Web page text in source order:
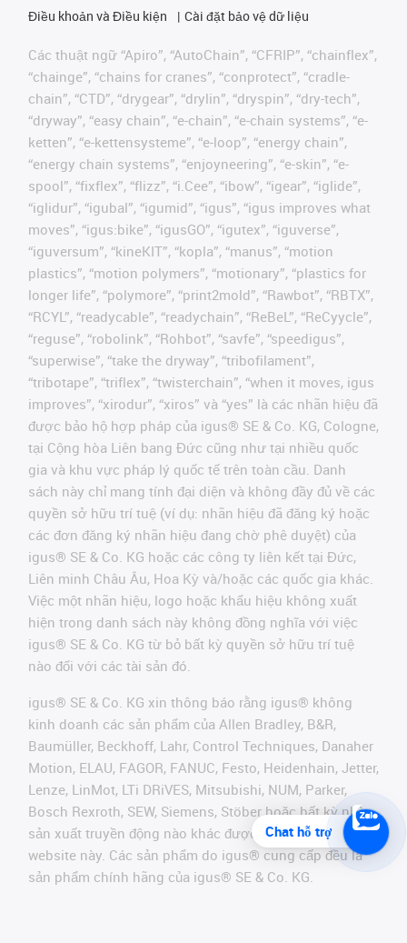
Điều khoản và Điều kiện
Cài đặt bảo vệ dữ liệu
Các thuật ngữ “Apiro”, “AutoChain”, “CFRIP”, “chainflex”,
“chainge”, “chains for cranes”, “conprotect”, “cradle-
chain”, “CTD”, “drygear”, “drylin”, “dryspin”, “dry-tech”,
“dryway”, “easy chain”, “e-chain”, “e-chain systems”, “e-
ketten”, “e-kettensysteme”, “e-loop”, “energy chain”,
“energy chain systems”, “enjoyneering”, “e-skin”, “e-
spool”, “fixflex”, “flizz”, “i.Cee”, “ibow”, “igear”, “iglide”,
“iglidur”, “igubal”, “igumid”, “igus”, “igus improves what
moves”, “igus:bike”, “igusGO”, “igutex”, “iguverse”,
“iguversum”, “kineKIT”, “kopla”, “manus”, “motion
plastics”, “motion polymers”, “motionary”, “plastics for
longer life”, “polymore”, “print2mold”, “Rawbot”, “RBTX”,
“RCYL”, “readycable”, “readychain”, “ReBeL”, “ReCyycle”,
“reguse”, “robolink”, “Rohbot”, “savfe”, “speedigus”,
“superwise”, “take the dryway”, “tribofilament”,
“tribotape”, “triflex”, “twisterchain”, “when it moves, igus
improves”, “xirodur”, “xiros” và “yes” là các nhãn hiệu đã
được bảo hộ hợp pháp của igus® SE & Co. KG, Cologne,
tại Cộng hòa Liên bang Đức cũng như tại nhiều quốc
gia và khu vực pháp lý quốc tế trên toàn cầu. Danh
sách này chỉ mang tính đại diện và không đầy đủ về các
quyền sở hữu trí tuệ (ví dụ: nhãn hiệu đã đăng ký hoặc
các đơn đăng ký nhãn hiệu đang chờ phê duyệt) của
igus® SE & Co. KG hoặc các công ty liên kết tại Đức,
Liên minh Châu Âu, Hoa Kỳ và/hoặc các quốc gia khác.
Việc một nhãn hiệu, logo hoặc khẩu hiệu không xuất
hiện trong danh sách này không đồng nghĩa với việc
igus® SE & Co. KG từ bỏ bất kỳ quyền sở hữu trí tuệ
nào đối với các tài sản đó.
igus® SE & Co. KG xin thông báo rằng igus® không
kinh doanh các sản phẩm của Allen Bradley, B&R,
Baumüller, Beckhoff, Lahr, Control Techniques, Danaher
Motion, ELAU, FAGOR, FANUC, Festo, Heidenhain, Jetter,
Lenze, LinMot, LTi DRiVES, Mitsubishi, NUM, Parker,
Bosch Rexroth, SEW, Siemens, Stöber hoặc bất kỳ nhà
sản xuất truyền động nào khác được đề cập trên
website này. Các sản phẩm do igus® cung cấp đều là
sản phẩm chính hãng của igus® SE & Co. KG.
Chat hỗ trợ